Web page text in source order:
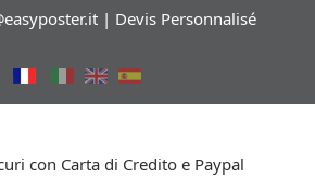
| Devis Personnalisé
con Carta di Credito e Paypal